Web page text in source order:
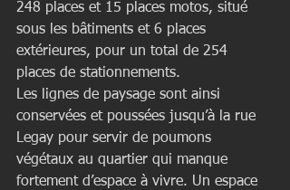
248 places et 15 places motos, situé
sous les bâtiments et 6 places
extérieures, pour un total de 254
places de stationnements.
Les lignes de paysage sont ainsi
conservées et poussées jusqu’à la rue
Legay pour servir de poumons
végétaux au quartier qui manque
fortement d’espace à vivre. Un espace